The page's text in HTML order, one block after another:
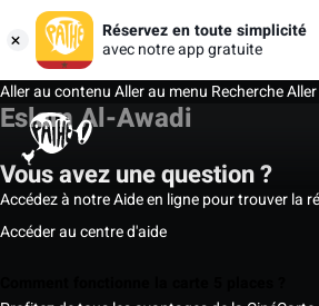
Réservez en toute simplicité
avec notre app gratuite
Aller au contenuAller au menu Recherche
Eslam Al-Awadi
Vous avez une question ?
Accédez à notre Aide en ligne pour trouver la
Accéder au centre d'aide